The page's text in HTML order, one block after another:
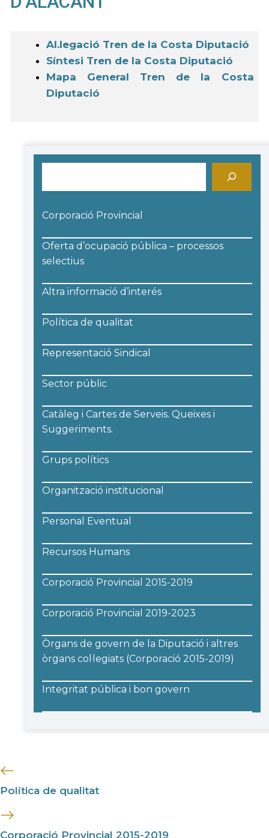
Al.legació Tren de la Costa Diputació
Síntesi Tren de la Costa Diputació
Mapa General Tren de la Costa
Diputació
Corporació Provincial
Oferta d’ocupació pública – processos
selectius
Altra informació d’interés
Política de qualitat
Representació Sindical
Sector públic
Catàleg i Cartes de Serveis. Queixes i
Suggeriments.
Grups polítics
Organització institucional
Personal Eventual
Recursos Humans
Corporació Provincial 2015-2019
Corporació Provincial 2019-2023
Òrgans de govern de la Diputació i altres
òrgans col·legiats (Corporació 2015-2019)
Integritat pública i bon govern
Política de qualitat
Corporació Provincial 2015-2019